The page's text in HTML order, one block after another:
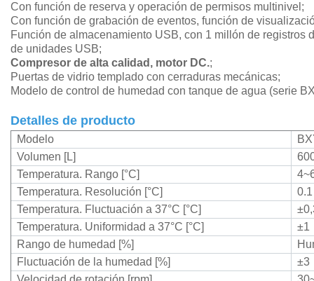
Con función de reserva y operación de permisos multinivel;
Con función de grabación de eventos, función de
Función de almacenamiento USB, con 1 millón de registros
de unidades USB;
Compresor de alta calidad, motor DC.;
Puertas de vidrio templado con cerraduras mecánicas;
Modelo de control de humedad con tanque de agua (serie
Detalles de producto
Modelo
Volumen [L]
Temperatura. Rango [°C]
Temperatura. Resolución [°C]
0.1
Temperatura. Fluctuación a 37°C [°C]
Temperatura. Uniformidad a 37°C [°C]
±1
Rango de humedad [%]
Fluctuación de la humedad [%]
±3